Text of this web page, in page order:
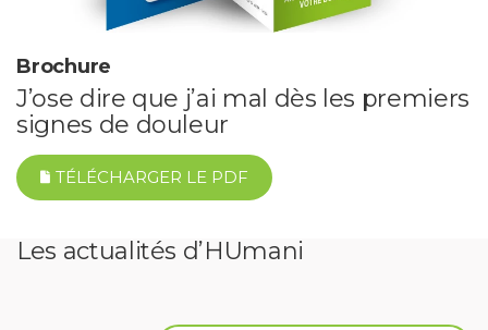
Brochure
J’ose dire que j’ai mal dès les premiers
signes de douleur
TÉLÉCHARGER LE PDF
Les actualités d’HUmani